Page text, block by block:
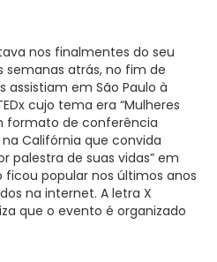
nos finalmentes do seu
atrás, no fim de
assistiam em São Paulo à
cujo tema era “Mulheres
formato de conferência
Califórnia que convida
palestra de suas vidas” em
popular nos últimos anos
na internet. A letra X
que o evento é organizado